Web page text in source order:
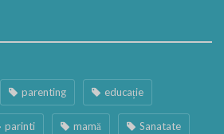
parenting educație
parinti mamă Sanatate